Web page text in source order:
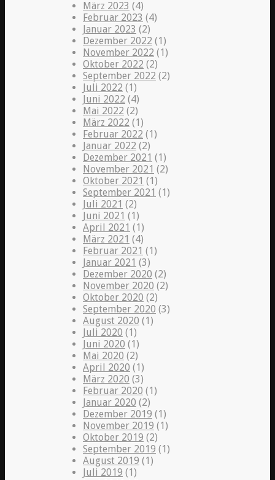
März 2023 (4)
Februar 2023 (4)
Januar 2023 (2)
Dezember 2022 (1)
November 2022 (1)
Oktober 2022 (2)
September 2022 (2)
Juli 2022 (1)
Juni 2022 (4)
Mai 2022 (2)
März 2022 (1)
Februar 2022 (1)
Januar 2022 (2)
Dezember 2021 (1)
November 2021 (2)
Oktober 2021 (1)
September 2021 (1)
Juli 2021 (2)
Juni 2021 (1)
April 2021 (1)
März 2021 (4)
Februar 2021 (1)
Januar 2021 (3)
Dezember 2020 (2)
November 2020 (2)
Oktober 2020 (2)
September 2020 (3)
August 2020 (1)
Juli 2020 (1)
Juni 2020 (1)
Mai 2020 (2)
April 2020 (1)
März 2020 (3)
Februar 2020 (1)
Januar 2020 (2)
Dezember 2019 (1)
November 2019 (1)
Oktober 2019 (2)
September 2019 (1)
August 2019 (1)
Juli 2019 (1)